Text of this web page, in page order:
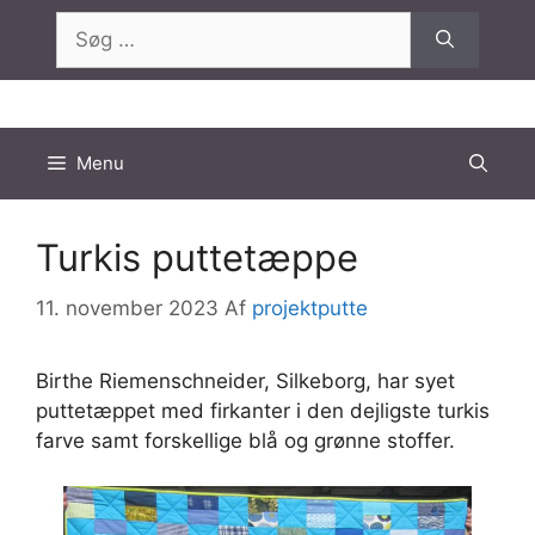
indhold
efter:
Menu
Turkis puttetæppe
11. november 2023 Af projektputte
Birthe Riemenschneider, Silkeborg, har syet
puttetæppet med firkanter i den dejligste turkis
farve samt forskellige blå og grønne stoffer.